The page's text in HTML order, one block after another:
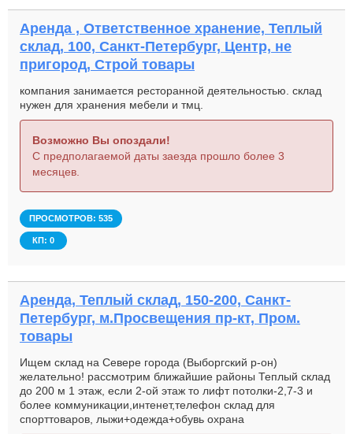
Аренда , Ответственное хранение, Теплый
склад, 100, Санкт-Петербург, Центр, не
пригород, Строй товары
компания занимается ресторанной деятельностью. склад
нужен для хранения мебели и тмц.
Возможно Вы опоздали!
С предполагаемой даты заезда прошло более 3
месяцев.
ПРОСМОТРОВ: 535
КП: 0
Аренда, Теплый склад, 150-200, Санкт-
Петербург, м.Просвещения пр-кт, Пром.
товары
Ищем склад на Севере города (Выборгский р-он)
желательно! рассмотрим ближайшие районы Теплый склад
до 200 м 1 этаж, если 2-ой этаж то лифт потолки-2,7-3 и
более коммуникации,интенет,телефон склад для
спорттоваров, лыжи+одежда+обувь охрана